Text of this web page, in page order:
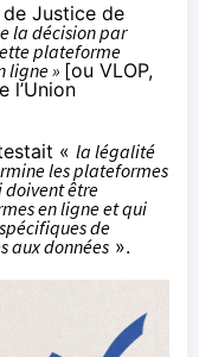
Justice de
la décision par
plateforme
ligne » [ou VLOP,
l’Union
« la légalité
les plateformes
doivent être
en ligne et qui
de
aux données ».